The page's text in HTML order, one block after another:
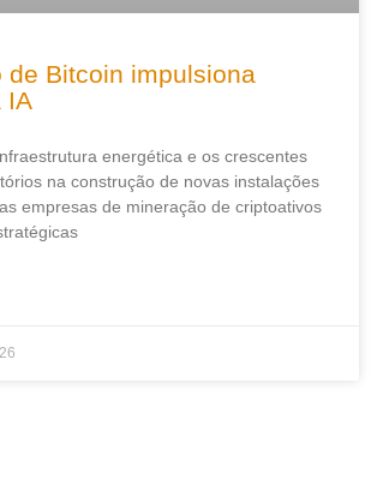
de Bitcoin impulsiona
IA
energética e os crescentes
na construção de novas instalações
empresas de mineração de criptoativos